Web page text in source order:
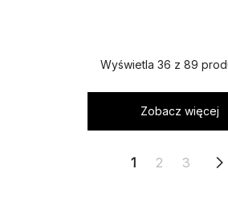
Wyświetla 36 z 89
Zobacz więcej
1 2 3